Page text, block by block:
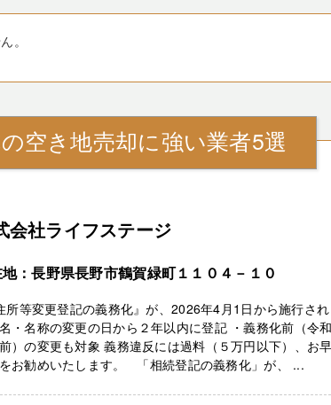
。
空き地売却に強い業者5選
会社ライフステージ
：長野県長野市鶴賀緑町１１０４－１０
所等変更登記の義務化』が、2026年4月1日から施行さ
・名称の変更の日から２年以内に登記 ・義務化前（令
）の変更も対象 義務違反には過料（５万円以下）、お
お勧めいたします。 「相続登記の義務化」が、 ...